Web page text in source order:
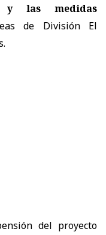
y las medidas
de División El
del proyecto